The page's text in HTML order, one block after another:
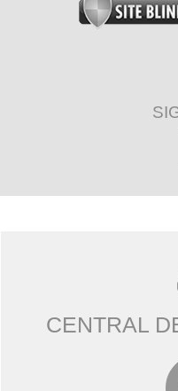
CENTRAL